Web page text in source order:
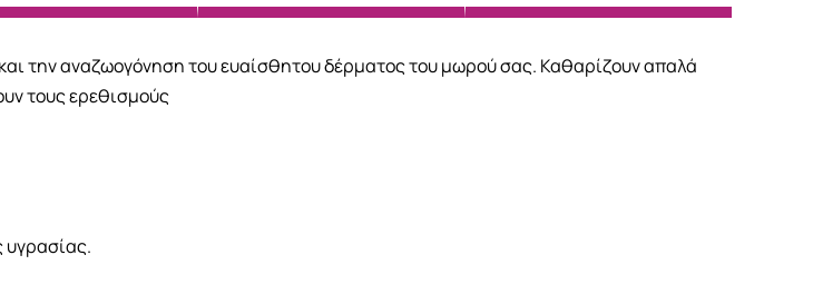
την αναζωογόνηση του ευαίσθητου δέρματος του μωρού σας. Καθαρίζουν απαλά
τους ερεθισμούς
υγρασίας.